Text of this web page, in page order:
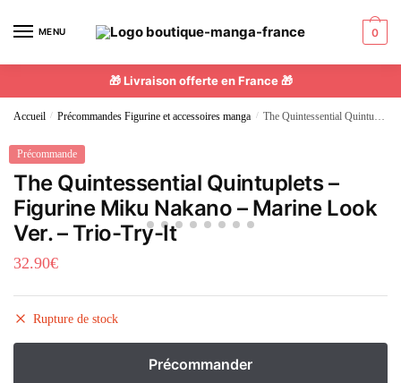
MENU 0
🎁 Livraison offerte en France 🎁
Accueil / Précommandes Figurine et accessoires manga / The Quintessential Quintuplets – Figurine Miku Nakano – Marine Look Ver. – Trio-Try-It
Précommande
The Quintessential Quintuplets –
Figurine Miku Nakano – Marine Look
Ver. – Trio-Try-It
32.90€
Rupture de stock